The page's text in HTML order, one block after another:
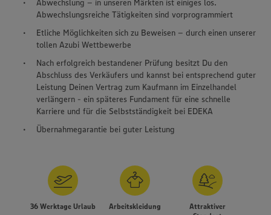
Abwechslung – in unseren Märkten ist einiges los.
Abwechslungsreiche Tätigkeiten sind vorprogrammiert
Etliche Möglichkeiten sich zu Beweisen – durch einen unserer
tollen Azubi Wettbewerbe
Nach erfolgreich bestandener Prüfung besitzt Du den
Abschluss des Verkäufers und kannst bei entsprechend guter
Leistung Deinen Vertrag zum Kaufmann im Einzelhandel
verlängern - ein späteres Fundament für eine schnelle
Karriere und für die Selbstständigkeit bei EDEKA
Übernahmegarantie bei guter Leistung
36 Werktage Urlaub Arbeitskleidung
Attraktiver